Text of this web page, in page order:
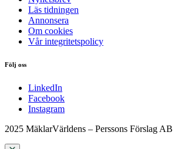
Läs tidningen
Annonsera
Om cookies
Vår integritetspolicy
Följ oss
LinkedIn
Facebook
Instagram
2025 MäklarVärldens – Perssons Förslag AB